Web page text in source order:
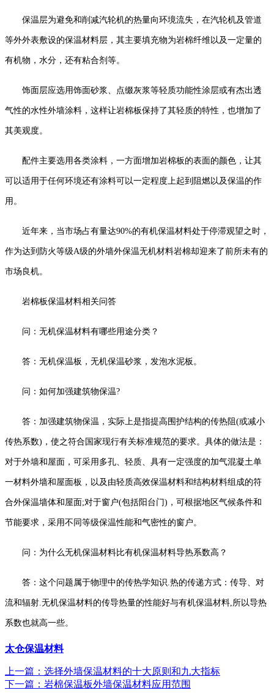
保温层为避免和削减汽轮机的热量向环境流失，在汽轮机及管道
等外外表敷设的保温材料层，其主要填充物为岩棉纤维以及一定量的
有机物，水分，还有粘合剂等。
饰面层应选用饰面砂浆、点缀灰浆等轻质功能性涂层或有杰出透
气性的水性外墙涂料，这样让岩棉板保持了其轻质的特性，也增加了
其美观度。
配件主要选用各类涂料，一方面增加岩棉板的表面的颜色，让其
可以适用于任何环境还有涂料可以一定程度上起到阻燃以及保温的作
用。
近年来，当市场占有量达90%的有机保温材料处于停滞观望之时，
作为达到防火等级A级的外墙外保温无机材料岩棉却迎来了前所未有的
市场良机。
岩棉板保温材料相关问答
问：无机保温材料有哪些用途分类？
答：无机保温板，无机保温砂浆，发泡水泥板。
问：如何加强建筑物保温?
答：加强建筑物保温，实际上是指提高围护结构的传热阻(或减小
传热系数)，使之符合国家现行有关标准规范的要求。具体的做法是：
对于外墙和屋面，可采用多孔、轻质、具有一定强度的加气混凝土单
一材料外墙和屋面板，以及由轻质高效保温材料和结构材料组成的符
合外保温墙体和屋面;对于窗户(包括阳台门)，可根据地区气候条件和
节能要求，采用不同等级保温性能和气密性的窗户。
问：为什么无机保温材料比有机保温材料导热系数高？
答：这个问题属于物理中的传热学知识.热的传递方式：传导、对
流和辐射.无机保温材料的传导热量的性能好与有机保温材料,所以导热
系数也就高一些。
太仓保温材料
上一篇：选择外墙保温材料的十大原则和九大指标
下一篇：岩棉保温板外墙保温材料应用范围